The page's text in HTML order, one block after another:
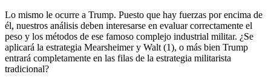
Lo mismo le ocurre a Trump. Puesto que hay fuerzas por encima de
él, nuestros análisis deben interesarse en evaluar correctamente el
peso y los métodos de ese famoso complejo industrial militar. ¿Se
aplicará la estrategia Mearsheimer y Walt (1), o más bien Trump
entrará completamente en las filas de la estrategia militarista
tradicional?